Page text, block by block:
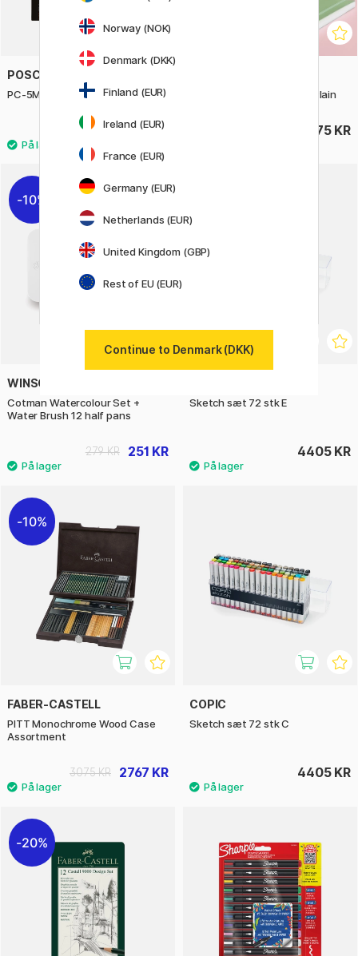
POSCA
PC-5M Warm Colours 8-sæt
296 KR
329 KR
Notebook A5 Soft Cover Plain
175 KR
10%
WINSOR & NEWTON
Cotman Watercolour Set +
Water Brush 12 half pans
251 KR
279 KR
Sketch sæt 72 stk E
4405 KR
10%
FABER-CASTELL
PITT Monochrome Wood Case
Assortment
2767 KR
3075 KR
COPIC
Sketch sæt 72 stk C
4405 KR
20%
Norway (NOK)
Denmark (DKK)
Finland (EUR)
Ireland (EUR)
France (EUR)
Germany (EUR)
Netherlands (EUR)
United Kingdom (GBP)
Rest of EU (EUR)
Continue to Denmark (DKK)